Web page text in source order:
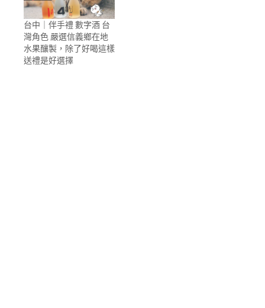
台中｜伴手禮 數字酒 台
灣角色 嚴選信義鄉在地
水果釀製，除了好喝這樣
送禮是好選擇